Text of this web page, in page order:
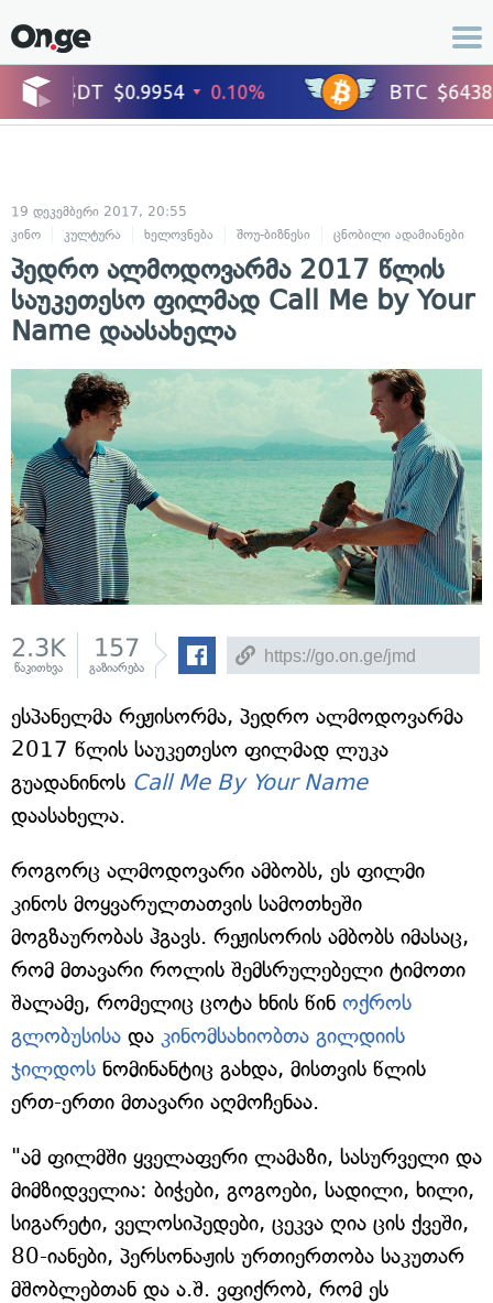
19 დეკემბერი 2017, 20:55
კინო
კულტურა ხელოვნება შოუ-ბიზნესი ცნობილი ადამიანები
პედრო ალმოდოვარმა 2017 წლის
საუკეთესო ფილმად Call Me by Your
Name დაასახელა
2.3K
წაკითხვა
157
გაზიარება
ესპანელმა რეჟისორმა, პედრო ალმოდოვარმა
2017 წლის საუკეთესო ფილმად ლუკა
გუადანინოს Call Me By Your Name
დაასახელა.
როგორც ალმოდოვარი ამბობს, ეს ფილმი
კინოს მოყვარულთათვის სამოთხეში
მოგზაურობას ჰგავს. რეჟისორის ამბობს იმასაც,
რომ მთავარი როლის შემსრულებელი ტიმოთი
შალამე, რომელიც ცოტა ხნის წინ ოქროს
გლობუსისა და კინომსახიობთა გილდიის
ჯილდოს ნომინანტიც გახდა, მისთვის წლის
ერთ-ერთი მთავარი აღმოჩენაა.
"ამ ფილმში ყველაფერი ლამაზი, სასურველი და
მიმზიდველია: ბიჭები, გოგოები, სადილი, ხილი,
სიგარეტი, ველოსიპედები, ცეკვა ღია ცის ქვეში,
80-იანები, პერსონაჟის ურთიერთობა საკუთარ
მშობლებთან და ა.შ. ვფიქრობ, რომ ეს